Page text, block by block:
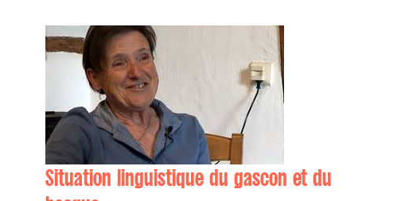
Situation linguistique du gascon et du